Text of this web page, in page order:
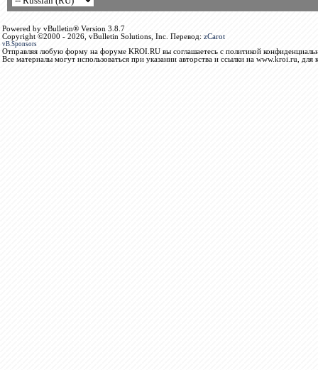
Powered by vBulletin® Version 3.8.7
Copyright ©2000 - 2026, vBulletin Solutions, Inc. Перевод: zCarot
vB.Sponsors
Отправляя любую форму на форуме KROI.RU вы соглашаетесь с политикой
Все материалы могут использоваться при указании авторства и ссылки на www.kroi.ru, для